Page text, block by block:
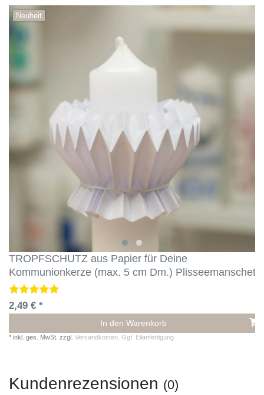
Neuheit
TROPFSCHUTZ aus Papier für Deine
Kommunionkerze (max. 5 cm Dm.) Plisseemanschette
2,49 € *
In den Warenkorb
* inkl. ges. MwSt. zzgl. Versandkosten. Ggf. Eilanfertigung
Kundenrezensionen (0)